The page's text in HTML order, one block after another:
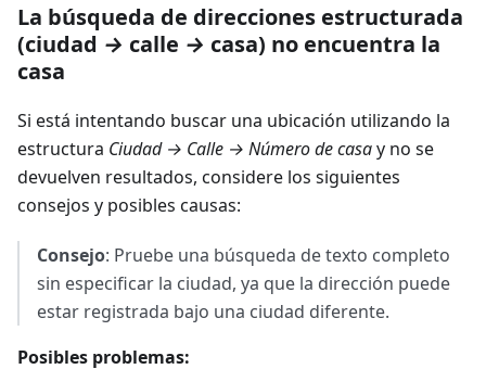
La búsqueda de direcciones estructurada
(ciudad → calle → casa) no encuentra la
casa
Si está intentando buscar una ubicación utilizando la
estructura Ciudad → Calle → Número de casay no se
devuelven resultados, considere los siguientes
consejos y posibles causas:
Consejo: Pruebe una búsqueda de texto completo
sin especificar la ciudad, ya que la dirección puede
estar registrada bajo una ciudad diferente.
Posibles problemas: